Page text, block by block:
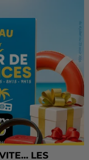
LES